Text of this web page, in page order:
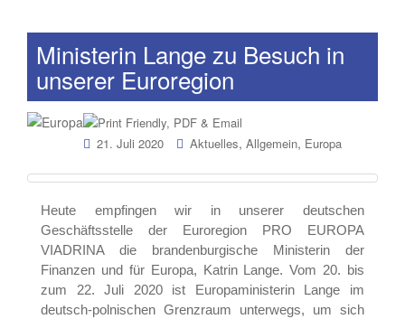
Ministerin Lange zu Besuch in
unserer Euroregion
21. Juli 2020 Aktuelles, Allgemein, Europa
Heute empfingen wir in unserer deutschen
Geschäftsstelle der Euroregion PRO EUROPA
VIADRINA die brandenburgische Ministerin der
Finanzen und für Europa, Katrin Lange. Vom 20. bis
zum 22. Juli 2020 ist Europaministerin Lange im
deutsch-polnischen Grenzraum unterwegs, um sich